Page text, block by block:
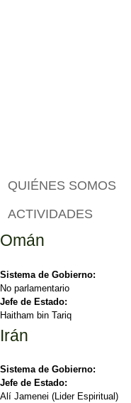
QUIÉNES SOMOS
ACTIVIDADES
Omán
Sistema de Gobierno:
No parlamentario
Jefe de Estado:
Haitham bin Tariq
Irán
Sistema de Gobierno:
Jefe de Estado:
Alí Jamenei (Lider Espiritual)